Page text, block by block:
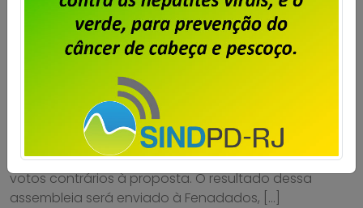
Publicado porImprensaem16/07/2026.
Em assembleia realizada hoje, 16/07, pela diretoria do
Sindpd-RJ, os trabalhadores e trabalhadoras da
Unisys Brasil aprovaram a proposta apresentada pela
empresa na última mesa de negociação da
Campanha Salarial 2026/2028. O resultado da
votação foi: 89,70% de votos favoráveis e 10,30% de
votos contrários à proposta. O resultado dessa
assembleia será enviado à Fenadados, […]